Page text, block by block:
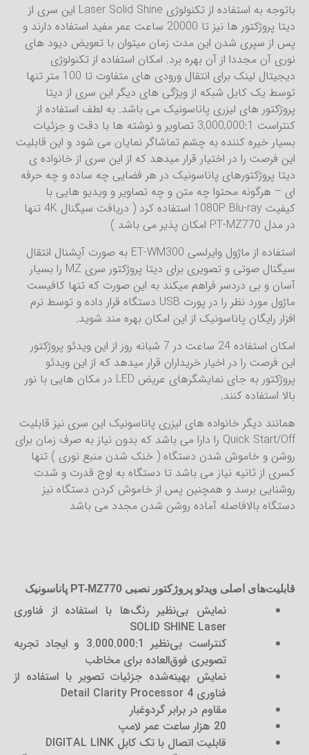
باتوجه به استفاده از تکنولوژی Laser Solid Shine این سری از
دیتا پروژکتور ها نیز تا 20000 ساعت عمر مفید استفاده دارند و
پس از سپری شدن این مدت زمان میتوان با تعویض دیود های
نوری آن مجددا از آن بهره برد. امکان استفاده از تکنولوژی
دیجیتال لینک برای انتقال ورودی های متفاوت تا 100 متر تنها
توسط یک کابل شبکه از ویژگی های دیگر این سری از دیتا
پروژکتور های لیزری پاناسونیک می باشد. به لطف استفاده از
کنتراست 3,000,000:1 تصاویر و نوشته ها با دقت و جزئیات
بسیار خیره کننده به چشم تماشاگر نمایان می شود و این قابلیت
این فرصت را در اختیار قرار میدهد که از این سری از خانواده ی
دیتا پروژکتورهای پاناسونیک در هر فضایی چه ساده و چه حرفه
ای – هرگونه محتوا چه متن و چه تصاویر و ویدیو هایی با
کیفیت 1080P Blu-ray استفاده کرد ( دریافت سیگنال 4K تنها
در مدل PT-MZ770 امکان پذیر می باشد )
استفاده از ماژول وایرلسی ET-WM300 به صورت آپشنال انتقال
سیگنال صوتی و تصویری برای دیتا پروژکتور سری MZ را بسیار
آسان و بی دردسر فراهم میکند به این صورت که تنها کافیست
ماژول مورد نظر را در پورت USB دستگاه قرار داده و توسط نرم
افزار رایگان پاناسونیک از این امکان بهره مند شوید.
امکان استفاده 24 ساعت در 7 شبانه روز از این ویدئو پروژکتور
این فرصت را در اخیار خریداران قرار میدهد که از این ویدئو
پروژکتور به جای نمایشگرهای عریض LED در مکان هایی با نور
بالا استفاده کنند.
همانند دیگر خانواده های لیزری پاناسونیک این سری نیز قابلیت
Quick Start/Off را دارا می باشد که بدون نیاز به صرف زمان برای
روشن و خاموش شدن دستگاه ( خنک شدن منبع نوری ) تنها
کسری از ثانیه نیاز می باشد تا دستگاه به اوج قدرت و شدت
روشنایی برسد و همچنین پس از خاموش کردن دستگاه نیز
دستگاه بالافاصله آماده روشن شدن مجدد می باشد
قابلیت‌های اصلی ویدئو پروژکتور نصبی PT-MZ770 پاناسونیک
نمایش بی‌نظیر رنگ‌ها با استفاده از فناوری
SOLID SHINE Laser
کنتراست بی‌نظیر 3.000.000:1 و ایجاد تجربه
تصویری فوق‌العاده برای مخاطب
نمایش بهینه‌شده جزئیات تصویر با استفاده از
فناوری Detail Clarity Processor 4
مقاوم در برابر گردوغبار
20 هزار ساعت عمر لامپ
قابلیت اتصال با تک کابل DIGITAL LINK